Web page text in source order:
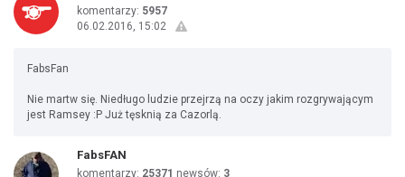
komentarzy: 5957
06.02.2016, 15:02
FabsFan
Nie martw się. Niedługo ludzie przejrzą na oczy jakim rozgrywającym
jest Ramsey :P Już tęsknią za Cazorlą.
FabsFAN
komentarzy: 25371 newsów: 3